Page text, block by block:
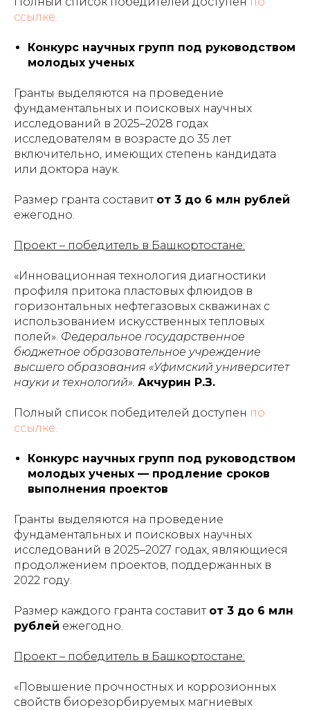
ссылке.
Конкурс научных групп под руководством
молодых ученых
Гранты выделяются на проведение
фундаментальных и поисковых научных
исследований в 2025–2028 годах
исследователям в возрасте до 35 лет
включительно, имеющих степень кандидата
или доктора наук.
Размер гранта составит от 3 до 6 млн рублей
ежегодно.
Проект – победитель в Башкортостане:
«Инновационная технология диагностики
профиля притока пластовых флюидов в
горизонтальных нефтегазовых скважинах с
использованием искусственных тепловых
полей». Федеральное государственное
бюджетное образовательное учреждение
высшего образования «Уфимский университет
науки и технологий». Акчурин Р.З.
Полный список победителей доступен по
ссылке.
Конкурс научных групп под руководством
молодых ученых — продление сроков
выполнения проектов
Гранты выделяются на проведение
фундаментальных и поисковых научных
исследований в 2025–2027 годах, являющиеся
продолжением проектов, поддержанных в
2022 году.
Размер каждого гранта составит от 3 до 6 млн
рублей ежегодно.
Проект – победитель в Башкортостане:
«Повышение прочностных и коррозионных
свойств биорезорбируемых магниевых